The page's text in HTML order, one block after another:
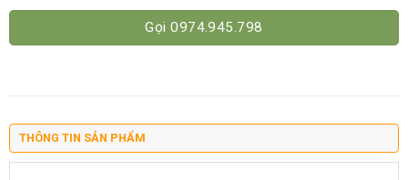
Gọi 0974.945.798
THÔNG TIN SẢN PHẨM